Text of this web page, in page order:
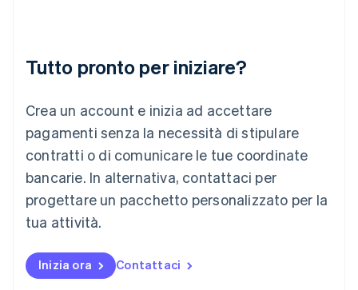
Tutto pronto per iniziare?
Crea un account e inizia ad accettare
pagamenti senza la necessità di stipulare
contratti o di comunicare le tue coordinate
bancarie. In alternativa, contattaci per
progettare un pacchetto personalizzato per la
tua attività.
Inizia ora Contattaci
Lituania
Lussemburgo
Deutsch English
Malaysia
English 简体中文
Malta
Messico
EspañolEnglish
English
Nuova Zelanda